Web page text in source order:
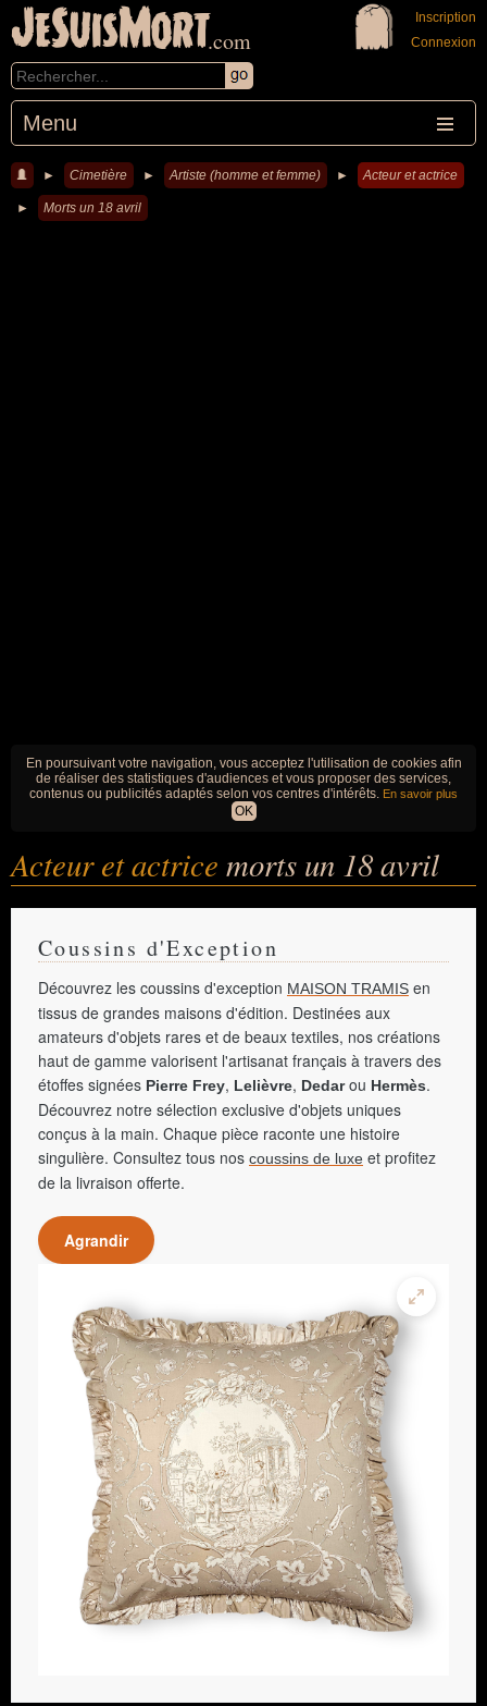
JeSuisMort.com
Menu
Inscription
Connexion
► Cimetière ► Artiste (homme et femme) ► Acteur et actrice
► Morts un 18 avril
En poursuivant votre navigation, vous acceptez l'utilisation de cookies afin
de réaliser des statistiques d'audiences et vous proposer des services,
contenus ou publicités adaptés selon vos centres d'intérêts. En savoir plus
OK
Acteur et actrice morts un 18 avril
Coussins d'Exception
Découvrez les coussins d'exception MAISON TRAMIS en
tissus de grandes maisons d'édition. Destinées aux
amateurs d'objets rares et de beaux textiles, nos créations
haut de gamme valorisent l'artisanat français à travers des
étoffes signées Pierre Frey, Lelièvre, Dedarou Hermès.
Découvrez notre sélection exclusive d'objets uniques
conçus à la main. Chaque pièce raconte une histoire
singulière. Consultez tous nos coussins de luxe et profitez
de la livraison offerte.
Agrandir